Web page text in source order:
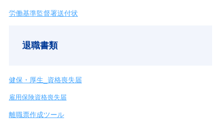
労働基準監督署送付状
退職書類
健保・厚生_資格喪失届
雇用保険資格喪失届
離職票作成ツール